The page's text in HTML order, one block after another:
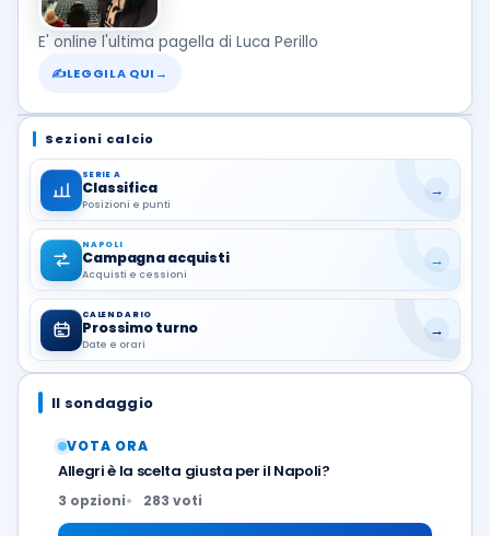
E' online l'ultima pagella di Luca Perillo
✍LEGGILA QUI →
Sezioni calcio
SERIE A
Classifica
Posizioni e punti
→
NAPOLI
Campagna acquisti
Acquisti e cessioni
→
CALENDARIO
Prossimo turno
Date e orari
→
Il sondaggio
VOTA ORA
Allegri è la scelta giusta per il Napoli?
3 opzioni 283 voti